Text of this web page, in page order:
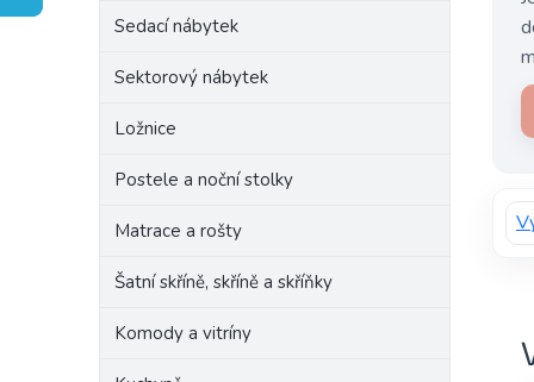
Sedací nábytek
Sektorový nábytek
Ložnice
Postele a noční stolky
Matrace a rošty
Šatní skříně, skříně a skříňky
Komody a vitríny